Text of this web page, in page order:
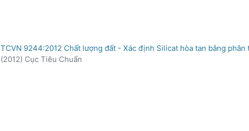
TCVN 9244:2012 Chất lượng đất - Xác định Silicat hòa tan bằng phân
(2012) Cục Tiêu Chuẩn